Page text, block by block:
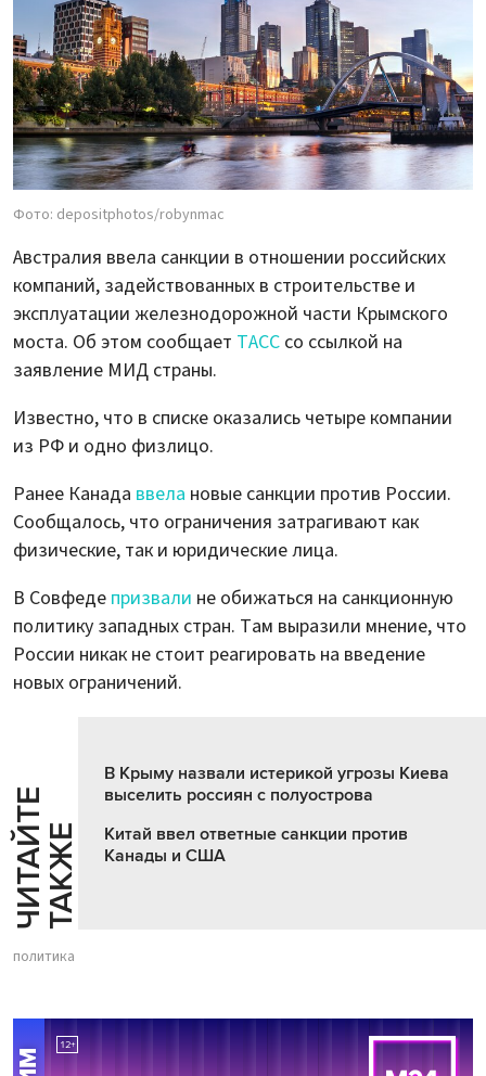
Фото: depositphotos/robynmac
Австралия ввела санкции в отношении российских
компаний, задействованных в строительстве и
эксплуатации железнодорожной части Крымского
моста. Об этом сообщает ТАСС со ссылкой на
заявление МИД страны.
Известно, что в списке оказались четыре компании
из РФ и одно физлицо.
Ранее Канада ввела новые санкции против России.
Сообщалось, что ограничения затрагивают как
физические, так и юридические лица.
В Совфеде призвали не обижаться на санкционную
политику западных стран. Там выразили мнение, что
России никак не стоит реагировать на введение
новых ограничений.
Ч
И
Т
АЙ
Т
Е
Т
А
К
ЖЕ
В Крыму назвали истерикой угрозы Киева
выселить россиян с полуострова
Китай ввел ответные санкции против
Канады и США
политика